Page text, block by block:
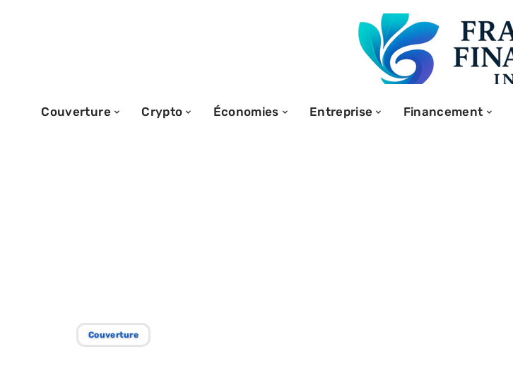
Couverture Crypto Économies Entreprise Financement
Couverture